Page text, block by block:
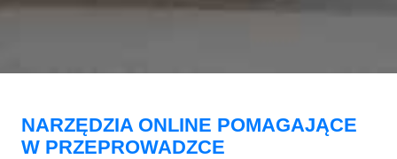
NARZĘDZIA ONLINE POMAGAJĄCE
W PRZEPROWADZCE